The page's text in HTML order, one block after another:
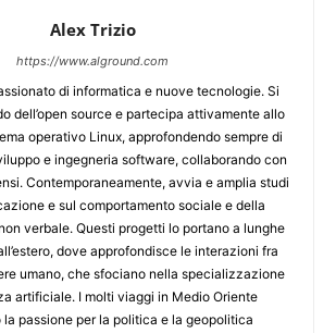
Alex Trizio
https://www.alground.com
di informatica e nuove tecnologie. Si
dell’open source e partecipa attivamente allo
operativo Linux, approfondendo sempre di
e ingegneria software, collaborando con
Contemporaneamente, avvia e amplia studi
e sul comportamento sociale e della
verbale. Questi progetti lo portano a lunghe
dove approfondisce le interazioni fra
umano, che sfociano nella specializzazione
artificiale. I molti viaggi in Medio Oriente
la passione per la politica e la geopolitica